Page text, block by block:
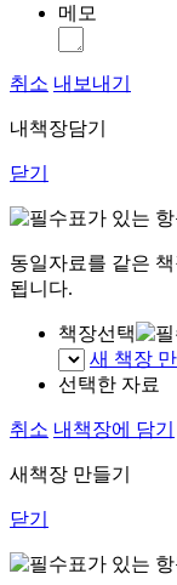
메모
취소 내보내기
내책장담기
닫기
표가 있는
동일자료를 같은
됩니다.
책장선택
새 책장
선택한 자료
취소 내책장에 담기
새책장 만들기
닫기
표가 있는